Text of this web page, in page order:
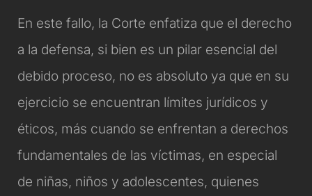
En este fallo, la Corte enfatiza que el derecho
a la defensa, si bien es un pilar esencial del
debido proceso, no es absoluto ya que en su
ejercicio se encuentran límites jurídicos y
éticos, más cuando se enfrentan a derechos
fundamentales de las víctimas, en especial
de niñas, niños y adolescentes, quienes